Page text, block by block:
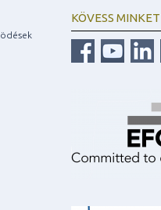
KÖVESS MINKET